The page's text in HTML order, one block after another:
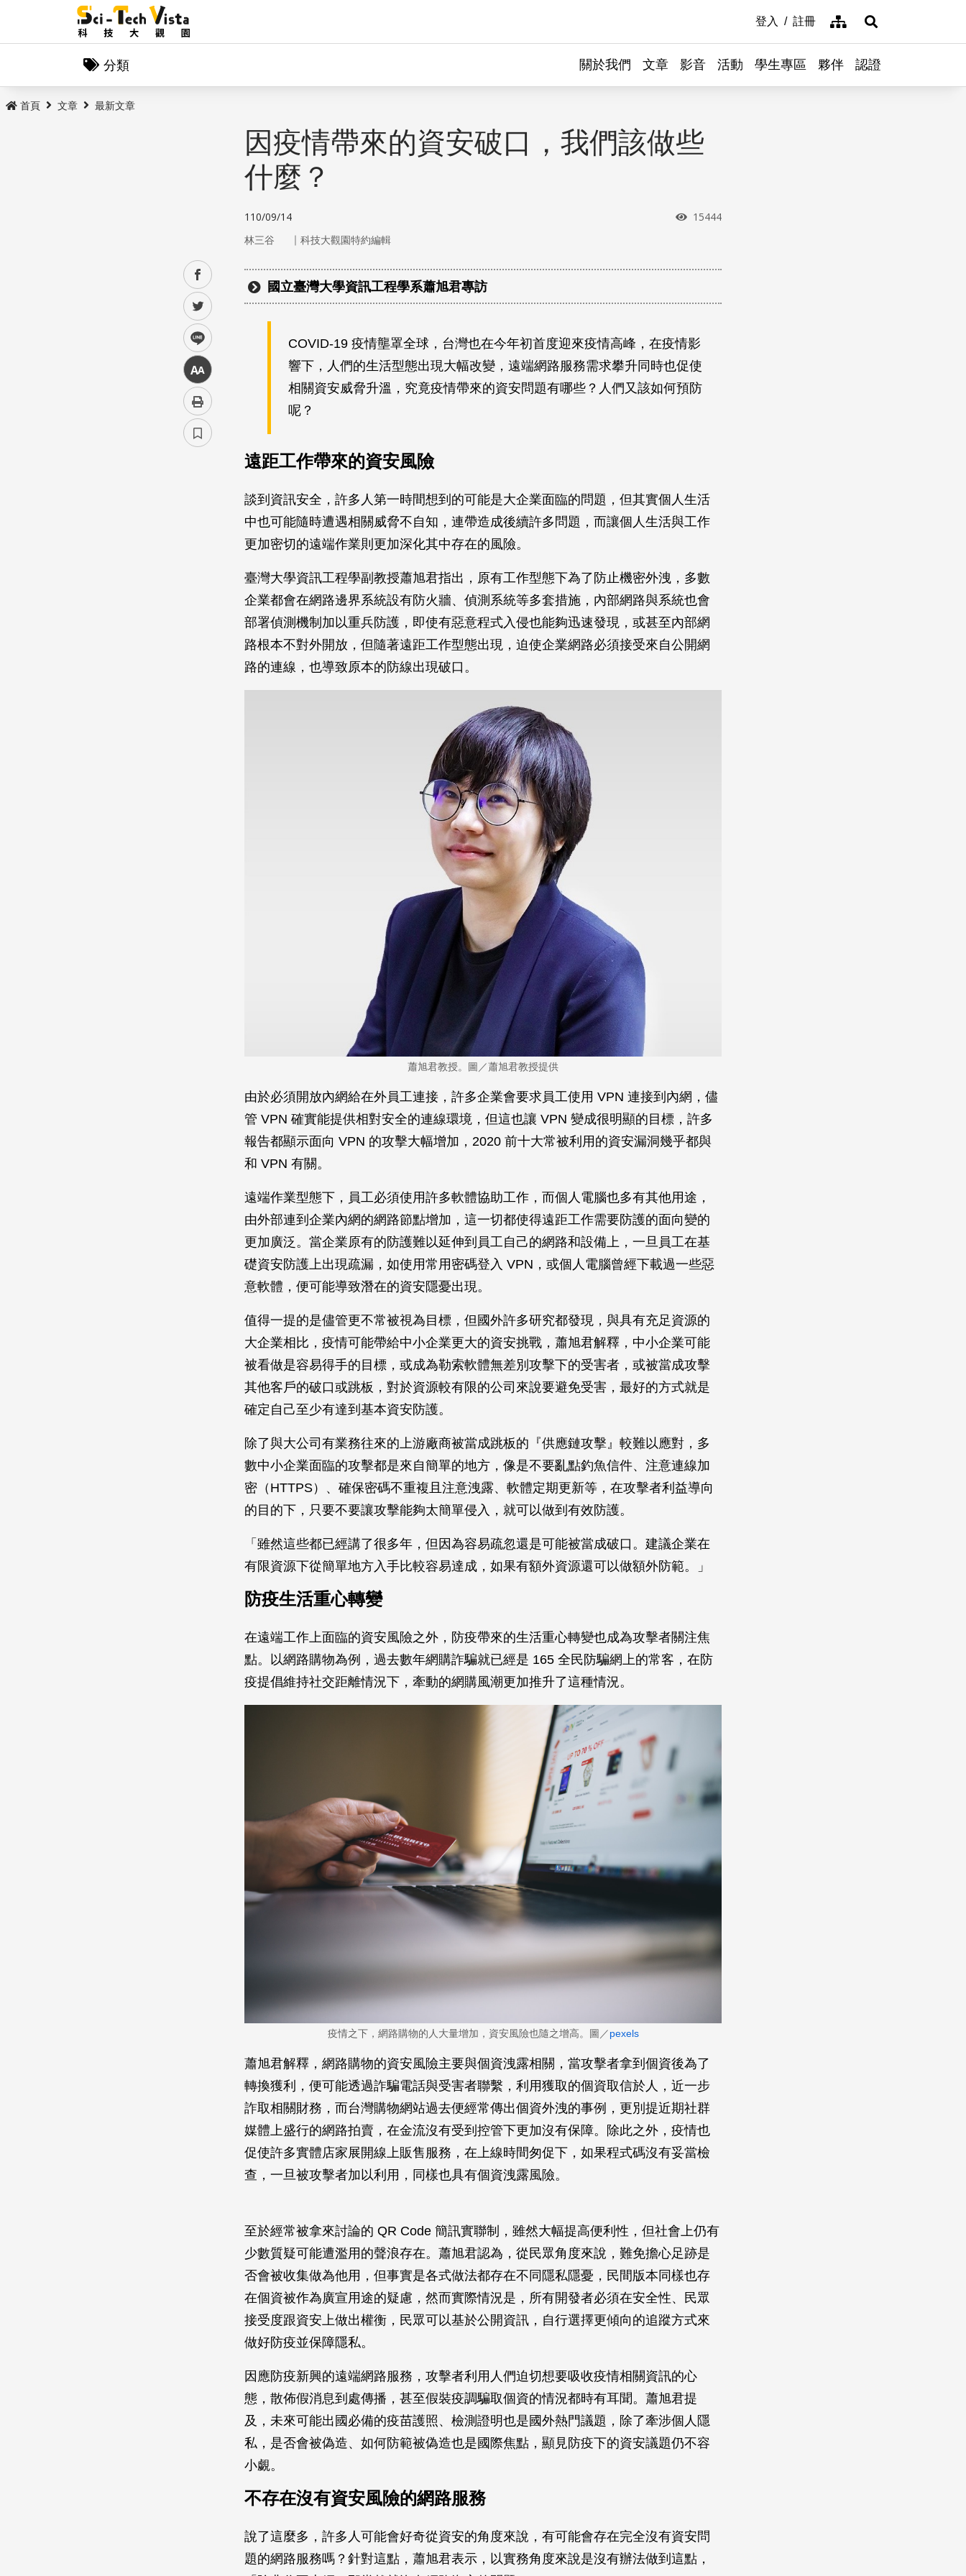
登入 註冊 網站導覽展開搜尋
分類 關於我們 文章 影音 活動 學生專區 夥伴 認證
首頁 文章 最新文章
facebook
twitter
line
中
因疫情帶來的資安破口，我們該做些
什麼？
110/09/14 瀏覽次數
15444
林三谷 ｜ 科技大觀園特約編輯
國立臺灣大學資訊工程學系蕭旭君專訪
COVID-19 疫情壟罩全球，台灣也在今年初首度迎來疫情高峰，在疫情影
響下，人們的生活型態出現大幅改變，遠端網路服務需求攀升同時也促使
相關資安威脅升溫，究竟疫情帶來的資安問題有哪些？人們又該如何預防
呢？
遠距工作帶來的資安風險
談到資訊安全，許多人第一時間想到的可能是大企業面臨的問題，但其實個人生活
中也可能隨時遭遇相關威脅不自知，連帶造成後續許多問題，而讓個人生活與工作
更加密切的遠端作業則更加深化其中存在的風險。
臺灣大學資訊工程學副教授蕭旭君指出，原有工作型態下為了防止機密外洩，多數
企業都會在網路邊界系統設有防火牆、偵測系統等多套措施，內部網路與系統也會
部署偵測機制加以重兵防護，即使有惡意程式入侵也能夠迅速發現，或甚至內部網
路根本不對外開放，但隨著遠距工作型態出現，迫使企業網路必須接受來自公開網
路的連線，也導致原本的防線出現破口。
蕭旭君教授。圖／蕭旭君教授提供
由於必須開放內網給在外員工連接，許多企業會要求員工使用 VPN 連接到內網，儘
管 VPN 確實能提供相對安全的連線環境，但這也讓 VPN 變成很明顯的目標，許多
報告都顯示面向 VPN 的攻擊大幅增加，2020 前十大常被利用的資安漏洞幾乎都與
和 VPN 有關。
遠端作業型態下，員工必須使用許多軟體協助工作，而個人電腦也多有其他用途，
由外部連到企業內網的網路節點增加，這一切都使得遠距工作需要防護的面向變的
更加廣泛。當企業原有的防護難以延伸到員工自己的網路和設備上，一旦員工在基
礎資安防護上出現疏漏，如使用常用密碼登入 VPN，或個人電腦曾經下載過一些惡
意軟體，便可能導致潛在的資安隱憂出現。
值得一提的是儘管更不常被視為目標，但國外許多研究都發現，與具有充足資源的
大企業相比，疫情可能帶給中小企業更大的資安挑戰，蕭旭君解釋，中小企業可能
被看做是容易得手的目標，或成為勒索軟體無差別攻擊下的受害者，或被當成攻擊
其他客戶的破口或跳板，對於資源較有限的公司來說要避免受害，最好的方式就是
確定自己至少有達到基本資安防護。
除了與大公司有業務往來的上游廠商被當成跳板的『供應鏈攻擊』較難以應對，多
數中小企業面臨的攻擊都是來自簡單的地方，像是不要亂點釣魚信件、注意連線加
密（HTTPS）、確保密碼不重複且注意洩露、軟體定期更新等，在攻擊者利益導向
的目的下，只要不要讓攻擊能夠太簡單侵入，就可以做到有效防護。
「雖然這些都已經講了很多年，但因為容易疏忽還是可能被當成破口。建議企業在
有限資源下從簡單地方入手比較容易達成，如果有額外資源還可以做額外防範。」
防疫生活重心轉變
在遠端工作上面臨的資安風險之外，防疫帶來的生活重心轉變也成為攻擊者關注焦
點。以網路購物為例，過去數年網購詐騙就已經是 165 全民防騙網上的常客，在防
疫提倡維持社交距離情況下，牽動的網購風潮更加推升了這種情況。
疫情之下，網路購物的人大量增加，資安風險也隨之增高。圖／pexels
蕭旭君解釋，網路購物的資安風險主要與個資洩露相關，當攻擊者拿到個資後為了
轉換獲利，便可能透過詐騙電話與受害者聯繫，利用獲取的個資取信於人，近一步
詐取相關財務，而台灣購物網站過去便經常傳出個資外洩的事例，更別提近期社群
媒體上盛行的網路拍賣，在金流沒有受到控管下更加沒有保障。除此之外，疫情也
促使許多實體店家展開線上販售服務，在上線時間匆促下，如果程式碼沒有妥當檢
查，一旦被攻擊者加以利用，同樣也具有個資洩露風險。
至於經常被拿來討論的 QR Code 簡訊實聯制，雖然大幅提高便利性，但社會上仍有
少數質疑可能遭濫用的聲浪存在。蕭旭君認為，從民眾角度來說，難免擔心足跡是
否會被收集做為他用，但事實是各式做法都存在不同隱私隱憂，民間版本同樣也存
在個資被作為廣宣用途的疑慮，然而實際情況是，所有開發者必須在安全性、民眾
接受度跟資安上做出權衡，民眾可以基於公開資訊，自行選擇更傾向的追蹤方式來
做好防疫並保障隱私。
因應防疫新興的遠端網路服務，攻擊者利用人們迫切想要吸收疫情相關資訊的心
態，散佈假消息到處傳播，甚至假裝疫調騙取個資的情況都時有耳聞。蕭旭君提
及，未來可能出國必備的疫苗護照、檢測證明也是國外熱門議題，除了牽涉個人隱
私，是否會被偽造、如何防範被偽造也是國際焦點，顯見防疫下的資安議題仍不容
小覷。
不存在沒有資安風險的網路服務
說了這麼多，許多人可能會好奇從資安的角度來說，有可能會存在完全沒有資安問
題的網路服務嗎？針對這點，蕭旭君表示，以實務角度來說是沒有辦法做到這點，